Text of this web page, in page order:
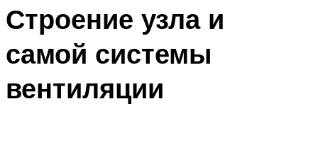
Строение узла и
самой системы
вентиляции